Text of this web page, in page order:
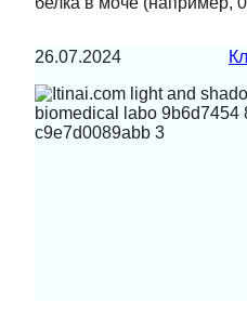
26.07.2024